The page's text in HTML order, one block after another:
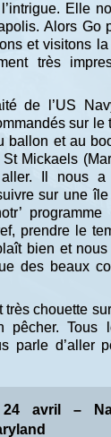
Elle
Alors Go
et visitons
très
de l’US
sur le
ballon et au
Mickaels
Il nous a
sur une île
prendre le
bien et nous
des beaux
très chouette
pêcher. Tous
parle d’aller
avril –